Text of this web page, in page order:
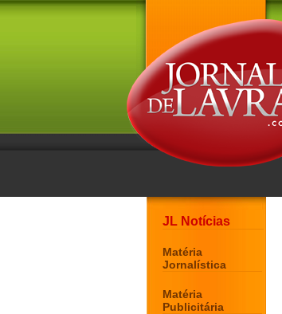
JL Notícias
Matéria
Jornalística
Matéria
Publicitária